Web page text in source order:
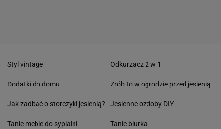
Styl vintage
Dodatki do domu
Jak zadbać o storczyki jesienią?
Tanie meble do sypialni
Odkurzacz 2 w 1
Zrób to w ogrodzie przed jesienią
Jesienne ozdoby DIY
Tanie biurka